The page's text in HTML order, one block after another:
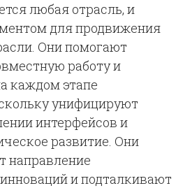
любая отрасль, и
для продвижения
Они помогают
работу и
каждом этапе
унифицируют
интерфейсов и
развитие. Они
направление
и подталкивают